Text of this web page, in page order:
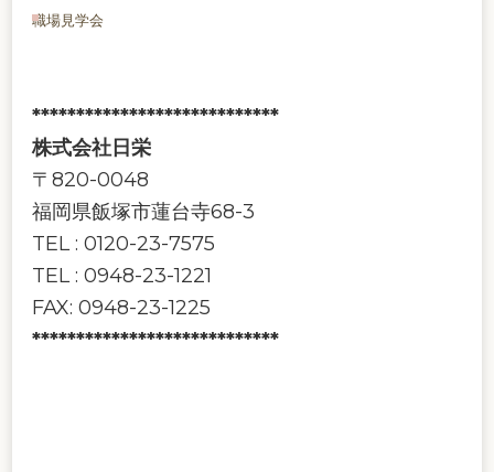
職場見学会
****************************
株式会社日栄
〒820-0048
福岡県飯塚市蓮台寺68-3
TEL : 0120-23-7575
TEL : 0948-23-1221
FAX: 0948-23-1225
****************************